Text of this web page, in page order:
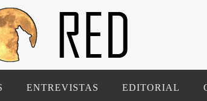
ENTREVISTAS EDITORIAL